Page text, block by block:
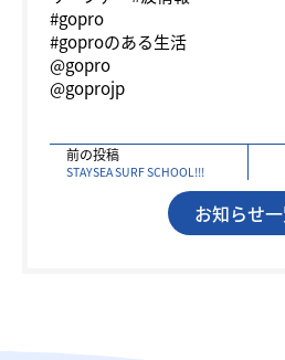
#gopro
#goproのある生活
@gopro
@goprojp
前の投稿
STAYSEA SURF SCHOOL!!!
お知らせ